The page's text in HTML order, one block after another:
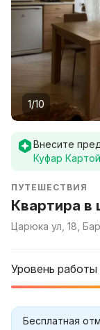
1/10
Внесите
Куфар Картой
ПУТЕШЕСТВИЯ
Квартира в
Царюка ул, 18,
Уровень работы
Бесплатная